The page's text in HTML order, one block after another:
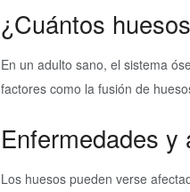
¿Cuántos
En un adulto sano, el sistema
factores como la fusión de
Enfermedades y
Los huesos pueden verse